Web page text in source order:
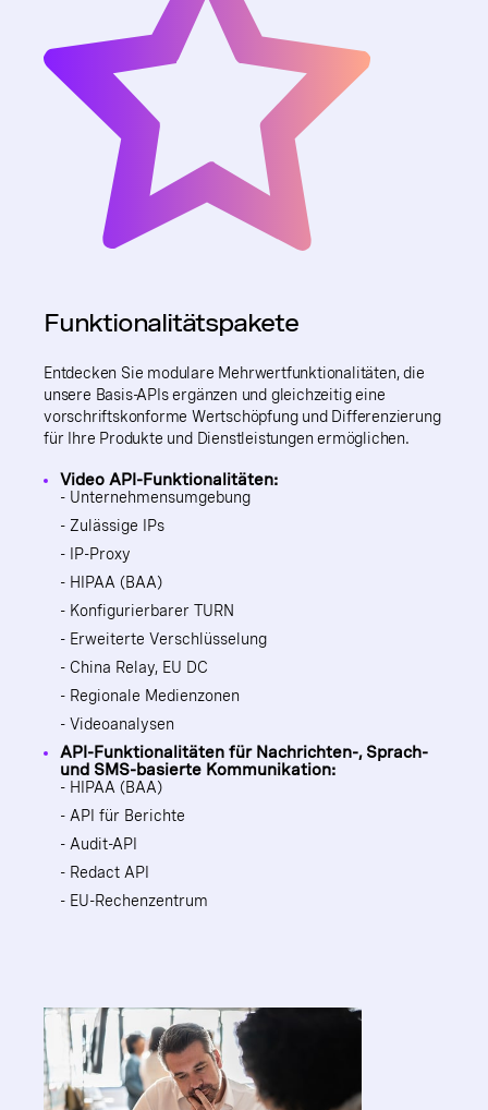
Funktionalitätspakete
Entdecken Sie modulare Mehrwertfunktionalitäten, die
unsere Basis-APIs ergänzen und gleichzeitig eine
vorschriftskonforme Wertschöpfung und Differenzierung
für Ihre Produkte und Dienstleistungen ermöglichen.
Video API-Funktionalitäten:
- Unternehmensumgebung
- Zulässige IPs
- IP-Proxy
- HIPAA (BAA)
- Konfigurierbarer TURN
- Erweiterte Verschlüsselung
- China Relay, EU DC
- Regionale Medienzonen
- Videoanalysen
API-Funktionalitäten für Nachrichten-, Sprach-
und SMS-basierte Kommunikation:
- HIPAA (BAA)
- API für Berichte
- Audit-API
- Redact API
- EU-Rechenzentrum